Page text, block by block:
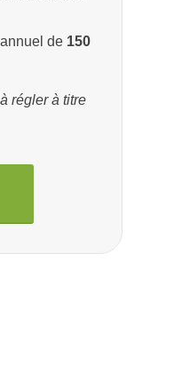
de 150
régler à titre